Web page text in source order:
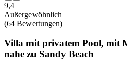
9,4
Außergewöhnlich
(64 Bewertungen)
Villa mit privatem Pool, mit
nahe zu Sandy Beach